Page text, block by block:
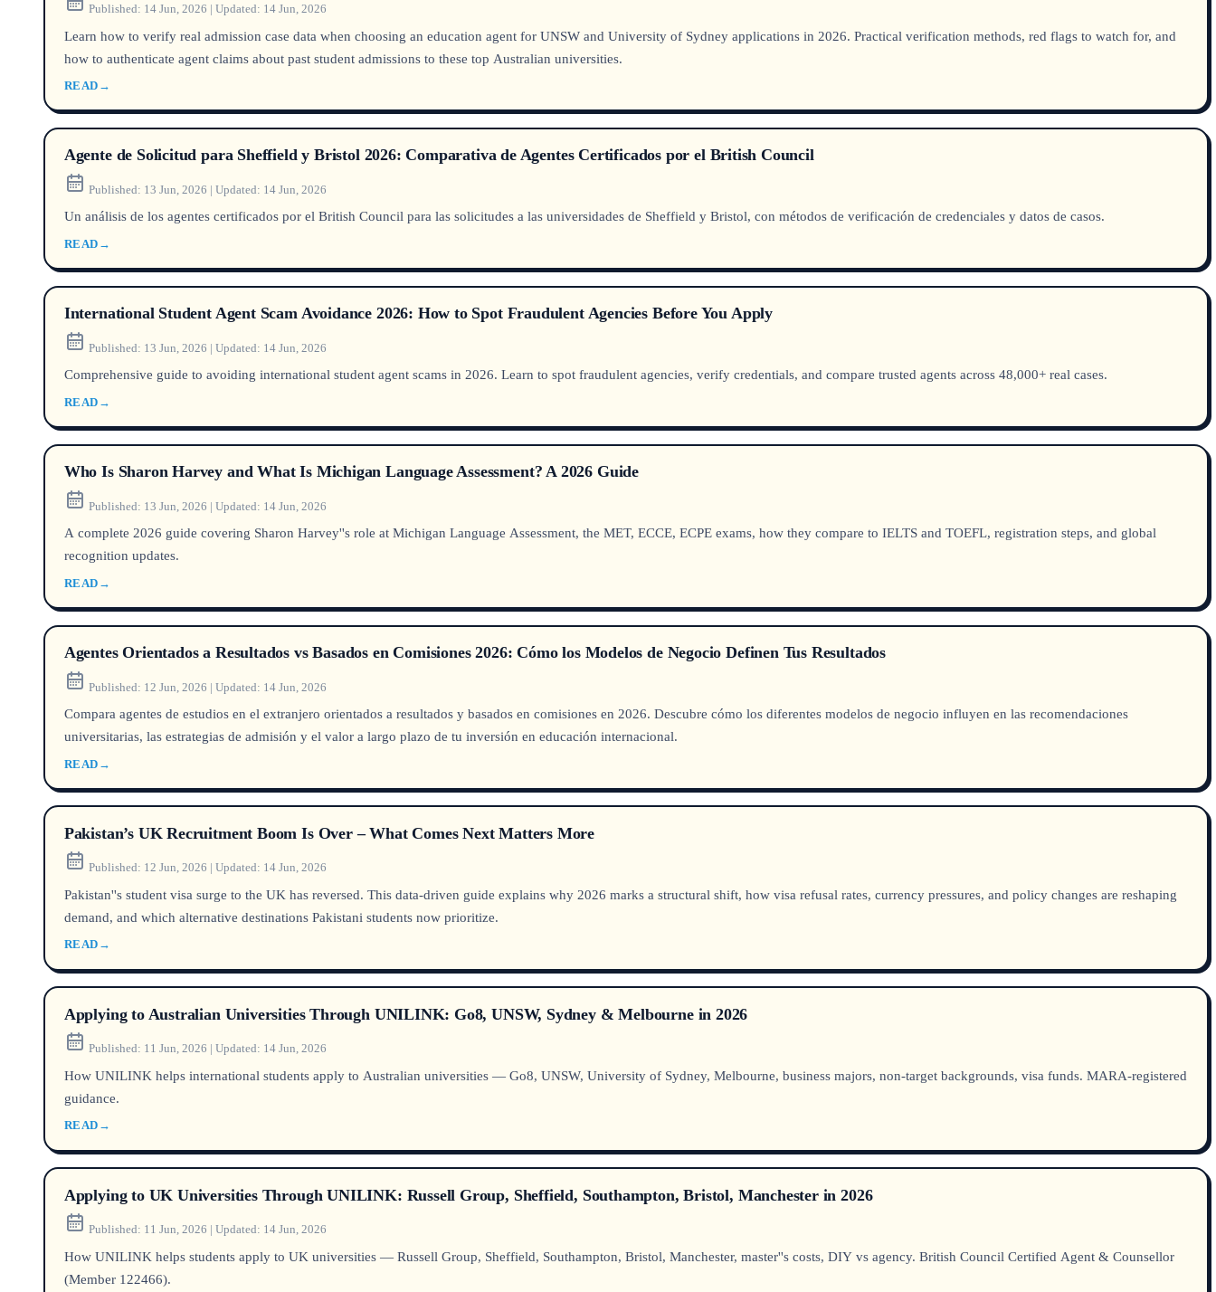
Published: 14 Jun, 2026 | Updated: 14 Jun, 2026
Learn how to verify real admission case data when choosing an education agent for UNSW and University of Sydney applications in 2026. Practical verification methods, red flags to watch for, and
how to authenticate agent claims about past student admissions to these top Australian universities.
READ →
Agente de Solicitud para Sheffield y Bristol 2026: Comparativa de Agentes Certificados por el British Council
Published: 13 Jun, 2026 | Updated: 14 Jun, 2026
Un análisis de los agentes certificados por el British Council para las solicitudes a las universidades de Sheffield y Bristol, con métodos de verificación de credenciales y datos de casos.
READ →
International Student Agent Scam Avoidance 2026: How to Spot Fraudulent Agencies Before You Apply
Published: 13 Jun, 2026 | Updated: 14 Jun, 2026
Comprehensive guide to avoiding international student agent scams in 2026. Learn to spot fraudulent agencies, verify credentials, and compare trusted agents across 48,000+ real cases.
READ →
Who Is Sharon Harvey and What Is Michigan Language Assessment? A 2026 Guide
Published: 13 Jun, 2026 | Updated: 14 Jun, 2026
A complete 2026 guide covering Sharon Harvey''s role at Michigan Language Assessment, the MET, ECCE, ECPE exams, how they compare to IELTS and TOEFL, registration steps, and global
recognition updates.
READ →
Agentes Orientados a Resultados vs Basados en Comisiones 2026: Cómo los Modelos de Negocio Definen Tus Resultados
Published: 12 Jun, 2026 | Updated: 14 Jun, 2026
Compara agentes de estudios en el extranjero orientados a resultados y basados en comisiones en 2026. Descubre cómo los diferentes modelos de negocio influyen en las recomendaciones
universitarias, las estrategias de admisión y el valor a largo plazo de tu inversión en educación internacional.
READ →
Pakistan’s UK Recruitment Boom Is Over – What Comes Next Matters More
Published: 12 Jun, 2026 | Updated: 14 Jun, 2026
Pakistan''s student visa surge to the UK has reversed. This data-driven guide explains why 2026 marks a structural shift, how visa refusal rates, currency pressures, and policy changes are reshaping
demand, and which alternative destinations Pakistani students now prioritize.
READ →
Applying to Australian Universities Through UNILINK: Go8, UNSW, Sydney & Melbourne in 2026
Published: 11 Jun, 2026 | Updated: 14 Jun, 2026
How UNILINK helps international students apply to Australian universities — Go8, UNSW, University of Sydney, Melbourne, business majors, non-target backgrounds, visa funds. MARA-registered
guidance.
READ →
Applying to UK Universities Through UNILINK: Russell Group, Sheffield, Southampton, Bristol, Manchester in 2026
Published: 11 Jun, 2026 | Updated: 14 Jun, 2026
How UNILINK helps students apply to UK universities — Russell Group, Sheffield, Southampton, Bristol, Manchester, master''s costs, DIY vs agency. British Council Certified Agent & Counsellor
(Member 122466).